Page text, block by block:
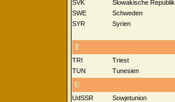
SVK
Slowakische Republik
SWE
Schweden
SYR
Syrien
T
TRI
Triest
TUN
Tunesien
U
UdSSR
Sowjetunion